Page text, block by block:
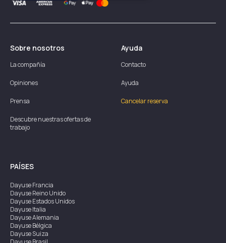
Sobre nosotros
La compañía
Opiniones
Prensa
Descubre nuestras ofertas de
trabajo
Ayuda
Contacto
Ayuda
Cancelar reserva
PAÍSES
DayuseFrancia
DayuseReino Unido
DayuseEstados Unidos
DayuseItalia
DayuseAlemania
DayuseBélgica
DayuseSuiza